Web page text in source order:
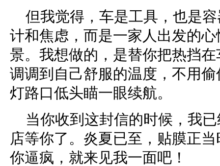
但我觉得，车是工具，也是
计和焦虑，而是一家人出发的
景。我想做的，是替你把热挡
调调到自己舒服的温度，不用
灯路口低头瞄一眼续航。
当你收到这封信的时候，我
店等你了。炎夏已至，贴膜正
你逼疯，就来见我一面吧！